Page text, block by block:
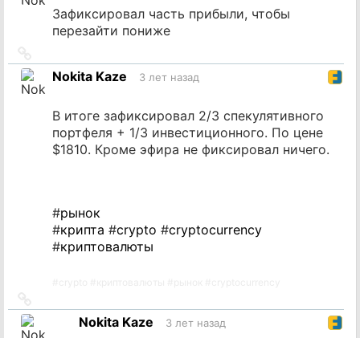
Зафиксировал часть прибыли, чтобы
перезайти пониже
на
источник
Nokita Kaze 3 лет назад
В итоге зафиксировал 2/3 спекулятивного
портфеля + 1/3 инвестиционного. По цене
$1810. Кроме эфира не фиксировал ничего.
#рынок
#крипта #crypto #cryptocurrency
#криптовалюты
на
источникNokita Kaze 3 лет назад